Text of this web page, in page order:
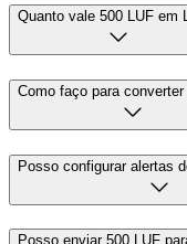
Quanto vale 500 LUF em
Como faço para
Posso configurar alertas
Posso enviar 500 LUF